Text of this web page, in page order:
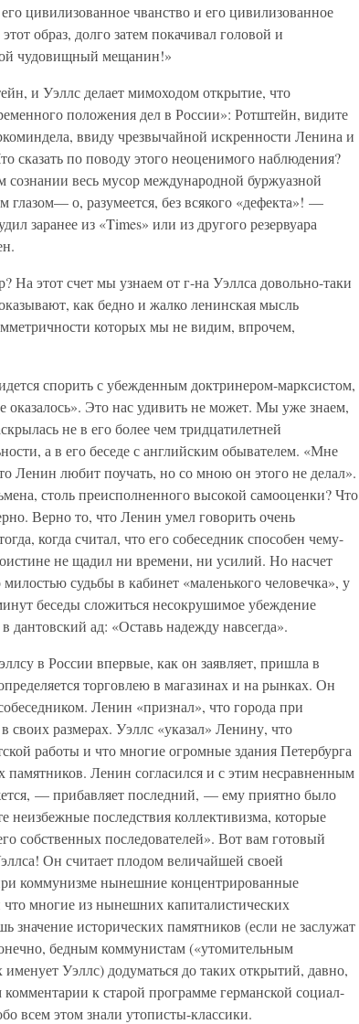
цивилизованное чванство и его цивилизованное
образ, долго затем покачивал головой и
чудовищный мещанин!»
и Уэллс делает мимоходом открытие, что
положения дел в России»: Ротштейн, видите
ввиду чрезвычайной искренности Ленина и
сказать по поводу этого неоценимого наблюдения?
весь мусор международной буржуазной
о, разумеется, без всякого «дефекта»! —
заранее из «Times» или из другого резервуара
На этот счет мы узнаем от г-на Уэллса довольно-таки
как бедно и жалко ленинская мысль
которых мы не видим, впрочем,
спорить с убежденным доктринером-марксистом,
оказалось». Это нас удивить не может. Мы уже знаем,
не в его более чем тридцатилетней
а в его беседе с английским обывателем. «Мне
любит поучать, но со мною он этого не делал».
столь преисполненного высокой самооценки? Что
Верно то, что Ленин умел говорить очень
когда считал, что его собеседник способен чему-
не щадил ни времени, ни усилий. Но насчет
судьбы в кабинет «маленького человечка», у
беседы сложиться несокрушимое убеждение
ад: «Оставь надежду навсегда».
в России впервые, как он заявляет, пришла в
торговлею в магазинах и на рынках. Он
Ленин «признал», что города при
своих размерах. Уэллс «указал» Ленину, что
работы и что многие огромные здания Петербурга
памятников. Ленин согласился и с этим несравненным
— прибавляет последний, — ему приятно было
последствия коллективизма, которые
собственных последователей». Вот вам готовый
Он считает плодом величайшей своей
коммунизме нынешние концентрированные
многие из нынешних капиталистических
значение исторических памятников (если не заслужат
бедным коммунистам («утомительным
Уэллс) додуматься до таких открытий, давно,
к старой программе германской социал-
всем этом знали утописты-классики.